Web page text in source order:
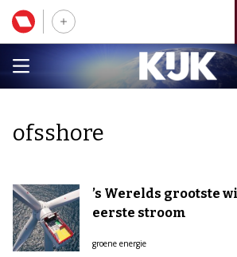
ofsshore
’s Werelds grootste
eerste stroom
groene energie